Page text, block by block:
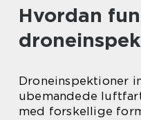
Hvordan
Droneinspektioner
ubemandede
med forskellige